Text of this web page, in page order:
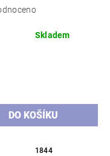
Skladem
1844